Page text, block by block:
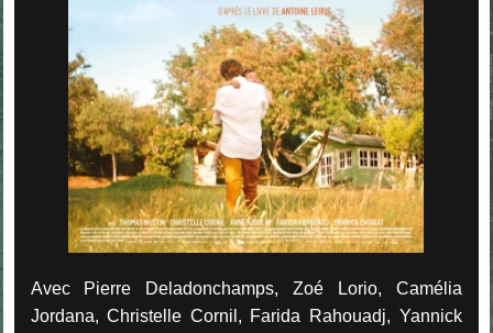
Avec Pierre Deladonchamps, Zoé Lorio, Camélia
Jordana, Christelle Cornil, Farida Rahouadj, Yannick